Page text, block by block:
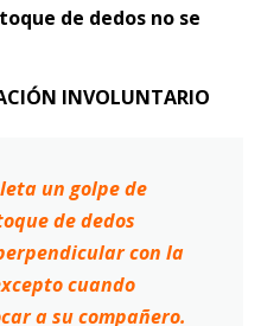
de dedos no se
INVOLUNTARIO
un golpe de
de dedos
con la
cuando
a su compañero.